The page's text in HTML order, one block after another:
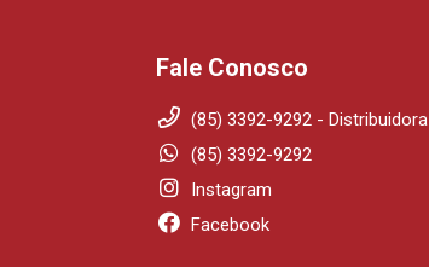
Fale Conosco
(85) 3392-9292 - Distribuidora
(85) 3392-9292
Instagram
Facebook